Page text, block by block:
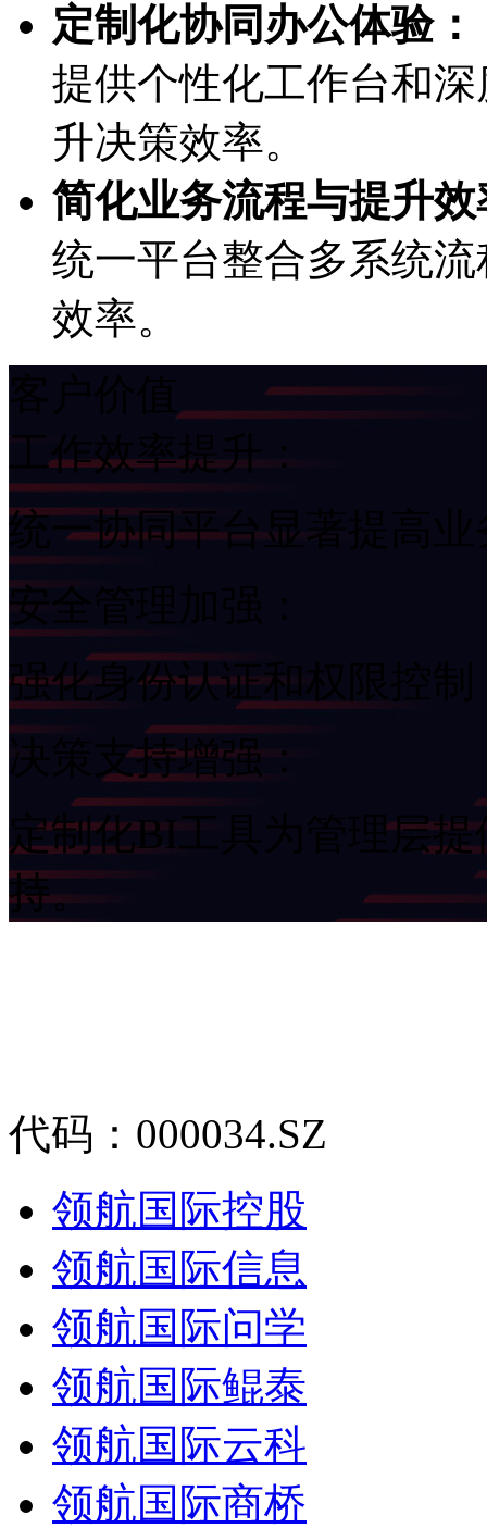
定制化协同办公体验：
提供个性化工作台和深
升决策效率。
简化业务流程与提升效率
统一平台整合多系统流程
效率。
工作效率提升：
统一协同平台显著提高
安全管理加强：
强化身份认证和权限控制
决策支持增强：
定制化BI工具为管理层
持。
代码：000034.SZ
领航国际控股
领航国际信息
领航国际问学
领航国际鲲泰
领航国际云科
领航国际商桥